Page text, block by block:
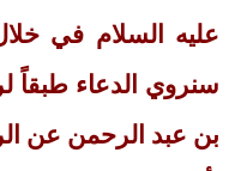
عليه السلام في
سنروي الدعاء طبقاً
بن عبد الرحمن عن